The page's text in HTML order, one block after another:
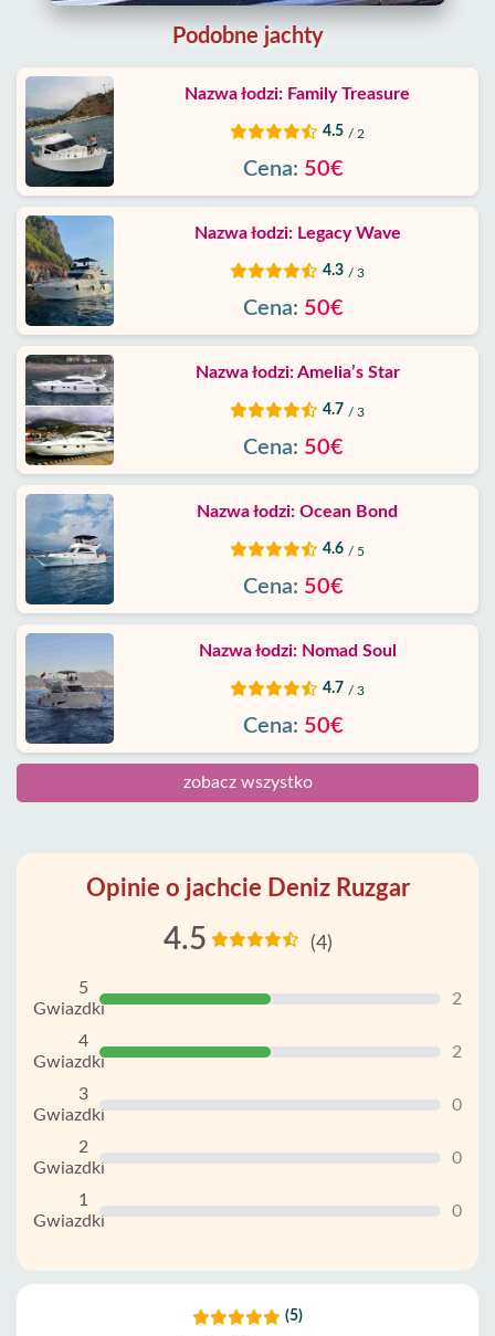
Google
opinie
nas
Usługi
Warunki
Polityka
Prywatności
Skontaktuj
Podobne jachty
Nazwa łodzi: Family Treasure
4.5 / 2
Cena: 50€
Nazwa łodzi: Legacy Wave
4.3 / 3
Cena: 50€
Nazwa łodzi: Amelia’s Star
4.7 / 3
Cena: 50€
Nazwa łodzi: Ocean Bond
4.6 / 5
Cena: 50€
Nazwa łodzi: Nomad Soul
4.7 / 3
Cena: 50€
zobacz wszystko
Opinie o jachcie Deniz Ruzgar
4.5 (4)
5
Gwiazdki
2
4
Gwiazdki
2
3
Gwiazdki
0
2
Gwiazdki
0
1
Gwiazdki
0
(5)